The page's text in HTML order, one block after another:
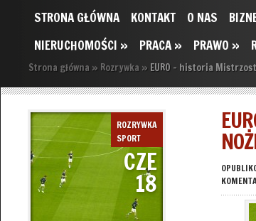
STRONA GŁÓWNA KONTAKT O NAS
NIERUCHOMOŚCI » PRACA » PRAWO »
Strona główna » Rozrywka » EURO – historia
ROZRYWKA
SPORT
CZE
18